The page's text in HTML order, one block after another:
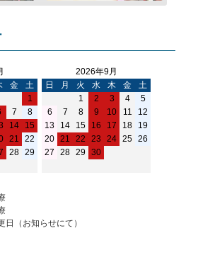
金
土
1
7
8
14
15
21
22
28 29
2026年9月
日
月 火 水 木 金
土
1
2 3 4
5
6
7 8 9 10 11
12
13
14 15 16 17 18
19
20 21 22 23 24 25 26
27
28 29 30
（お知らせにて）